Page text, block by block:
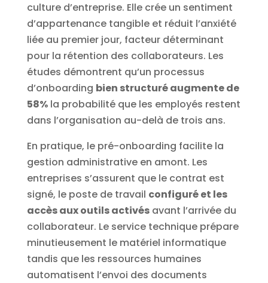
culture d’entreprise. Elle crée un sentiment
d’appartenance tangible et réduit l’anxiété
liée au premier jour, facteur déterminant
pour la rétention des collaborateurs. Les
études démontrent qu’un processus
d’onboarding bien structuré augmente de
58%la probabilité que les employés restent
dans l’organisation au-delà de trois ans.
En pratique, le pré-onboarding facilite la
gestion administrative en amont. Les
entreprises s’assurent que le contrat est
signé, le poste de travail configuré et les
accès aux outils activésavant l’arrivée du
collaborateur. Le service technique prépare
minutieusement le matériel informatique
tandis que les ressources humaines
automatisent l’envoi des documents